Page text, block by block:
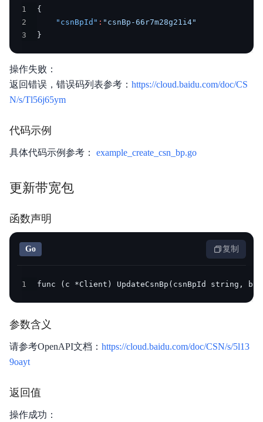
1
{
2
"csnBpId" : "csnBp-66r7m28g21i4"
3
}
操作失败：
返回错误，错误码列表参考： https://cloud.baidu.com/doc/CS
N/s/Tl56j65ym
代码示例
具体代码示例参考： example_create_csn_bp.go
更新带宽包
函数声明
Go 复制
1 func (c *Client) UpdateCsnBp(csnBpId string,
参数含义
请参考OpenAPI文档： https://cloud.baidu.com/doc/CSN/s/5l13
9oayt
返回值
操作成功：